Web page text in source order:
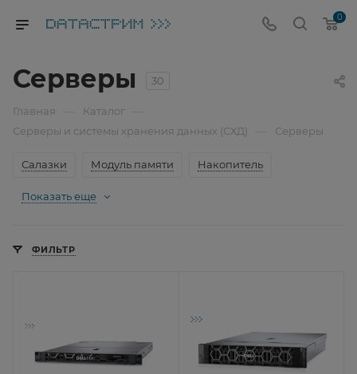
0
Серверы 30
Главная Каталог
Серверы и системы хранения данных (СХД) Серверы
Салазки Модуль памяти Накопитель
Показать еще
ФИЛЬТР